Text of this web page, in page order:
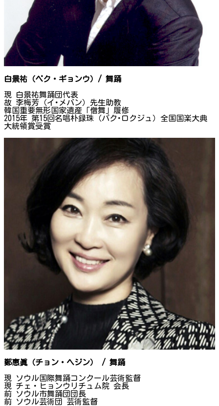
白景祐（ペク・ギョンウ）/ 舞踊
現 白景祐舞踊団代表
故 李梅芳（イ･メバン）先生助教
韓国重要無形国家遺産「僧舞」履修
2015年 第15回名唱朴録珠（パク･ロクジュ）全国国楽大典
大統領賞受賞
鄭惠眞（チョン・ヘジン） / 舞踊
現 ソウル国際舞踊コンクール芸術監督
現 チェ・ヒョンウリチュム院 会長
前 ソウル市舞踊団団長
前 ソウル芸術団 芸術監督